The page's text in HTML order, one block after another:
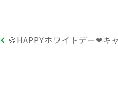
🍪HAPPYホワイトデー❤キ